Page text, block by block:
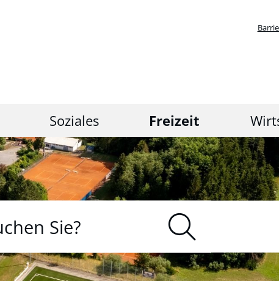
Soziales Freizeit